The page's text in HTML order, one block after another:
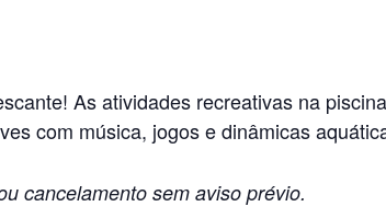
As atividades recreativas na
com música, jogos e dinâmicas
cancelamento sem aviso prévio.